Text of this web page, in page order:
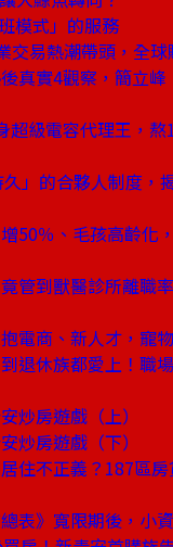
模式」的服務
交易熱潮帶頭，全
真實4觀察，簡立
超級電容代理王，
久」的合夥人制度，
50％、毛孩高齡化
管到獸醫診所離職
電商、新人才，寵
退休族都愛上！職
炒房遊戲（上）
炒房遊戲（下）
住不正義？187區
表》寬限期後，小